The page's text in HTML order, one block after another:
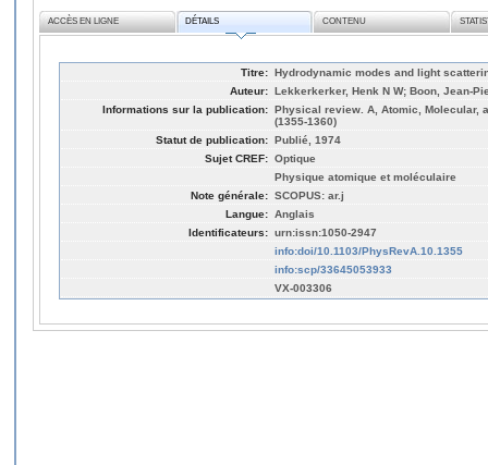
ACCÈS EN LIGNE DÉTAILS CONTENU
Titre: Hydrodynamic modes and light
Auteur: Lekkerkerker, Henk N W; Boon, Jean-
Informations sur la publication: Physical review. A, Atomic, Molecular,
(1355-1360)
Statut de publication: Publié, 1974
Sujet CREF: Optique
Physique atomique et moléculaire
Note générale: SCOPUS: ar.j
Langue: Anglais
Identificateurs: urn:issn:1050-2947
info:doi/10.1103/PhysRevA.10.1355
info:scp/33645053933
VX-003306